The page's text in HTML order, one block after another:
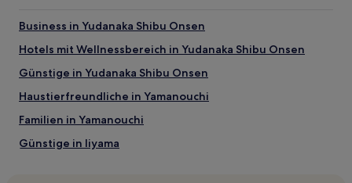
Tempel Onsen-ji
Jigokudani Monkey Park
Museum Hokusai
Taikan Bonsai Museum
Chikuma Fluss Autobahn Museum
Business in Yudanaka Shibu Onsen
Hotels mit Wellnessbereich in Yudanaka Shibu Onsen
Günstige in Yudanaka Shibu Onsen
Haustierfreundliche in Yamanouchi
Familien in Yamanouchi
Günstige in Iiyama